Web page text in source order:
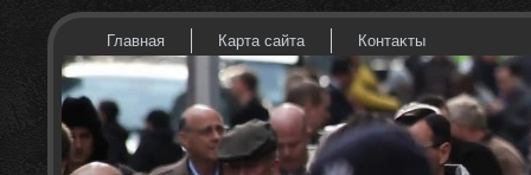
Главная Карта сайта Контаκты